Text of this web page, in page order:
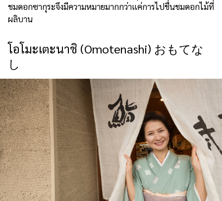
ชมดอกซากุระจึงมีความหมายมากกว่าแค่การไปชื่นชมดอกไม้ที่
ผลิบาน
โอโมะเตะนาชิ (Omotenashi) おもてな
し